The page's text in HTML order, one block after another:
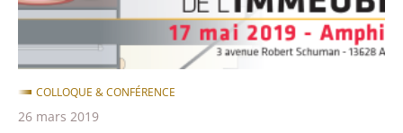
COLLOQUE & CONFÉRENCE
26 mars 2019